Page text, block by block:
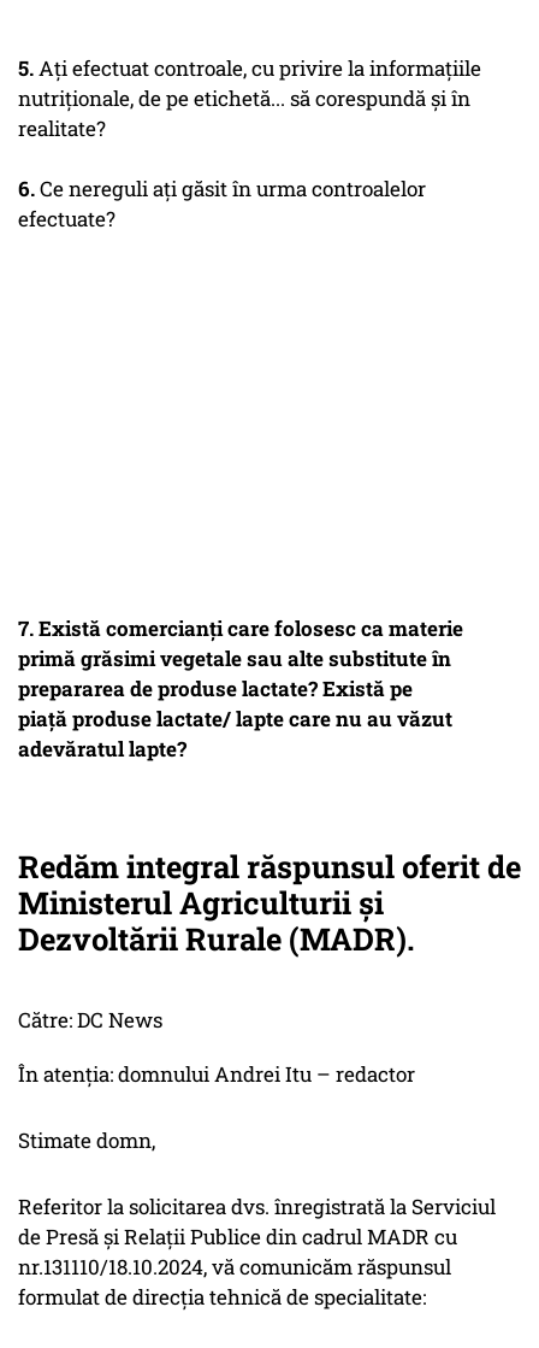
5.Ați efectuat controale, cu privire la informațiile
nutriționale, de pe etichetă... să corespundă și în
realitate?
6.Ce nereguli ați găsit în urma controalelor
efectuate?
7.Există comercianți care folosesc ca materie
primă grăsimi vegetale sau alte substitute în
prepararea de produse lactate? Există pe
piață produse lactate/ lapte care nu au văzut
adevăratul lapte?
Redăm integral răspunsul oferit de
Ministerul Agriculturii și
Dezvoltării Rurale (MADR).
Către: DC News
În atenția: domnului Andrei Itu – redactor
Stimate domn,
Referitor la solicitarea dvs. înregistrată la Serviciul
de Presă și Relații Publice din cadrul MADR cu
nr.131110/18.10.2024, vă comunicăm răspunsul
formulat de direcția tehnică de specialitate: